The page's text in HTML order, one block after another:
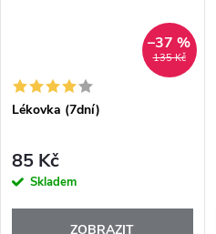
135 Kč
–37 %
Lékovka (7dní)
85 Kč
Skladem
ZOBRAZIT